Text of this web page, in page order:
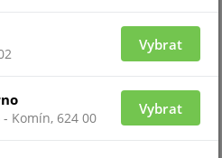
nutné být přihlášený
12 ALL
Vybrat
Komín, 624 00
Vybrat